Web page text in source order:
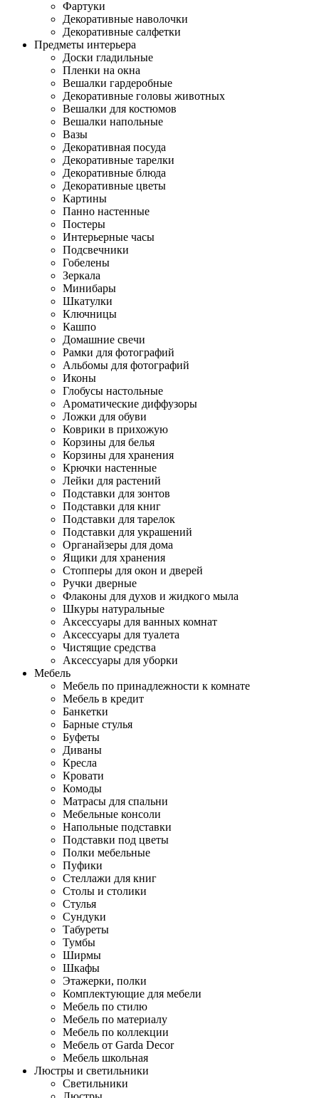
Фартуки
Декоративные наволочки
Декоративные салфетки
Предметы интерьера
Доски гладильные
Пленки на окна
Вешалки гардеробные
Декоративные головы животных
Вешалки для костюмов
Вешалки напольные
Вазы
Декоративная посуда
Декоративные тарелки
Декоративные блюда
Декоративные цветы
Картины
Панно настенные
Постеры
Интерьерные часы
Подсвечники
Гобелены
Зеркала
Минибары
Шкатулки
Ключницы
Кашпо
Домашние свечи
Рамки для фотографий
Альбомы для фотографий
Иконы
Глобусы настольные
Ароматические диффузоры
Ложки для обуви
Коврики в прихожую
Корзины для белья
Корзины для хранения
Крючки настенные
Лейки для растений
Подставки для зонтов
Подставки для книг
Подставки для тарелок
Подставки для украшений
Органайзеры для дома
Ящики для хранения
Стопперы для окон и дверей
Ручки дверные
Флаконы для духов и жидкого мыла
Шкуры натуральные
Аксессуары для ванных комнат
Аксессуары для туалета
Чистящие средства
Аксессуары для уборки
Мебель
Мебель по принадлежности к комнате
Мебель в кредит
Банкетки
Барные стулья
Буфеты
Диваны
Кресла
Кровати
Комоды
Матрасы для спальни
Мебельные консоли
Напольные подставки
Подставки под цветы
Полки мебельные
Пуфики
Стеллажи для книг
Столы и столики
Стулья
Сундуки
Табуреты
Тумбы
Ширмы
Шкафы
Этажерки, полки
Комплектующие для мебели
Мебель по стилю
Мебель по материалу
Мебель по коллекции
Мебель от Garda Decor
Мебель школьная
Люстры и светильники
Светильники